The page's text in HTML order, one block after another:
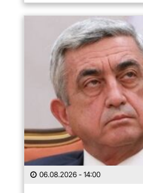
06.08.2026 - 14:00